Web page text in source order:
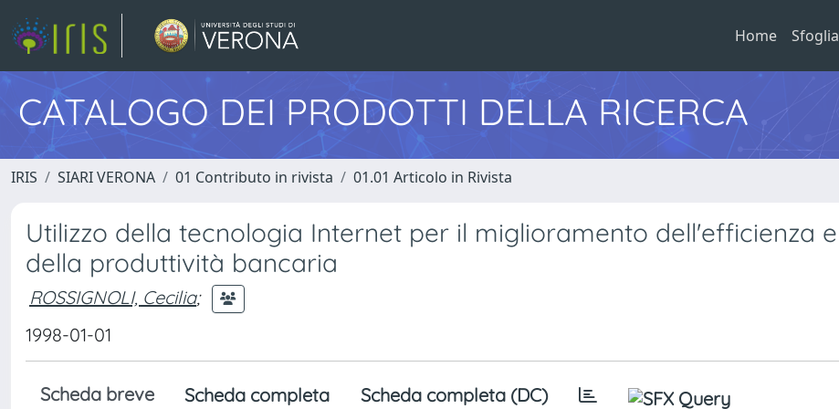
Home Sfoglia
CATALOGO DEI PRODOTTI DELLA RICERCA
IRIS SIARI VERONA 01 Contributo in rivista 01.01 Articolo in Rivista
Utilizzo della tecnologia Internet per il miglioramento dell'efficienza e
della produttività bancaria
ROSSIGNOLI, Cecilia;
1998-01-01
Scheda breve Scheda completa Scheda completa (DC)